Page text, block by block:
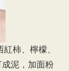
柿、檸檬、
泥，加面粉